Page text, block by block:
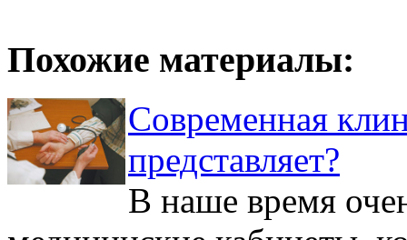
Похожие материалы:
Современная
представляет?
В наше время